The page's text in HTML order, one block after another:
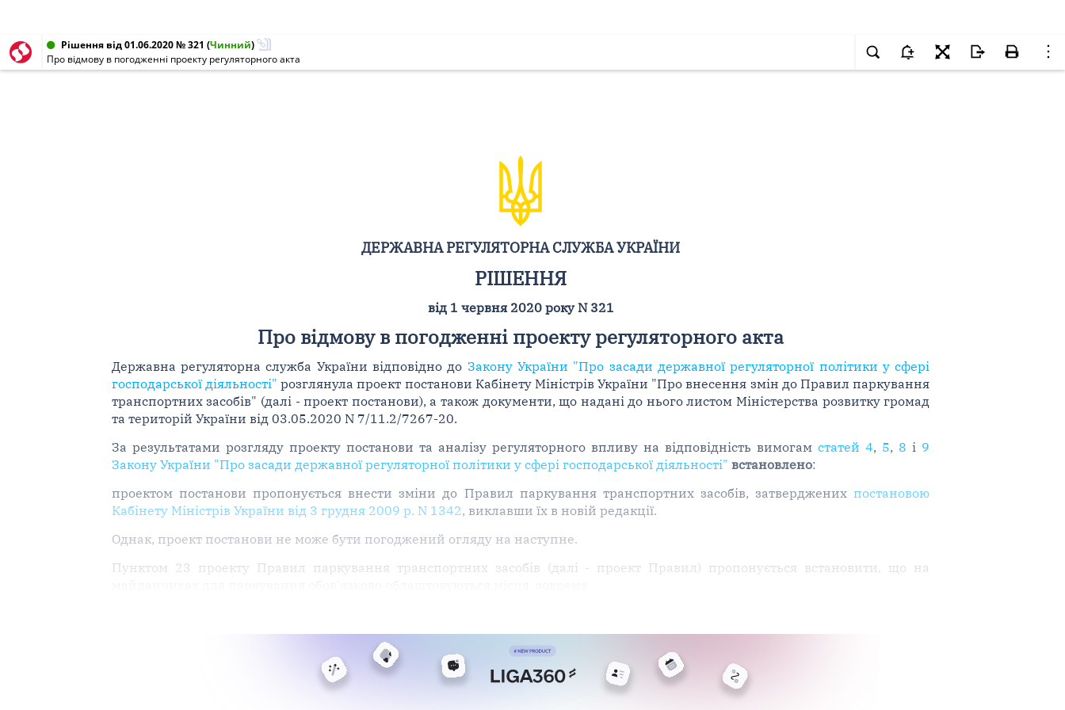
Рішення від 01.06.2020 № 321 (Чинний)
Про відмову в погодженні проекту регуляторного акта
ДЕРЖАВНА РЕГУЛЯТОРНА СЛУЖБА УКРАЇНИ
РІШЕННЯ
від 1 червня 2020 року N 321
Про відмову в погодженні проекту регуляторного акта
Державна регуляторна служба України відповідно до Закону України "Про засади державної регуляторної політики у сфері
господарської діяльності" розглянула проект постанови Кабінету Міністрів України "Про внесення змін до Правил паркування
транспортних засобів" (далі - проект постанови), а також документи, що надані до нього листом Міністерства розвитку громад
та територій України від 03.05.2020 N 7/11.2/7267-20.
За результатами розгляду проекту постанови та аналізу регуляторного впливу на відповідність вимогамстатей 4, 5, 8 і 9
Закону України "Про засади державної регуляторної політики у сфері господарської діяльності" встановлено:
проектом постанови пропонується внести зміни до Правил паркування транспортних засобів, затвердженихпостановою
Кабінету Міністрів України від 3 грудня 2009 р. N 1342, виклавши їх в новій редакції.
Однак, проект постанови не може бути погоджений огляду на наступне.
Пунктом 23 проекту Правил паркування транспортних засобів (далі - проект Правил) пропонується встановити, що на